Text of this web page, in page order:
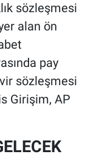
sözleşmesi
alan ön
pay
sözleşmesi
Girişim, AP